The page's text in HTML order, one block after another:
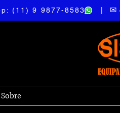
(11) 9 9877-8583 | ✉
Sobre